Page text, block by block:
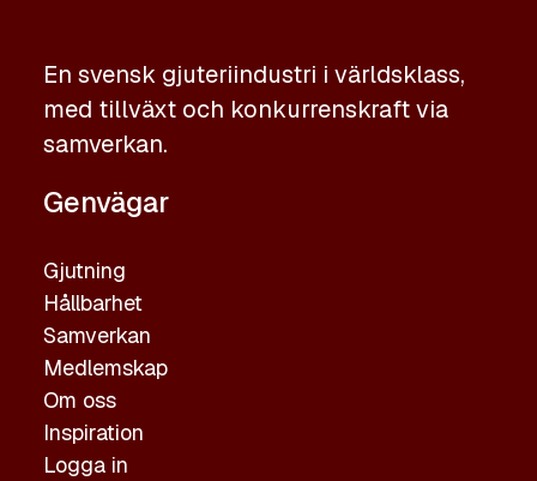
En svensk gjuteriindustri i världsklass,
med tillväxt och konkurrenskraft via
samverkan.
Genvägar
Gjutning
Hållbarhet
Samverkan
Medlemskap
Om oss
Inspiration
Logga in